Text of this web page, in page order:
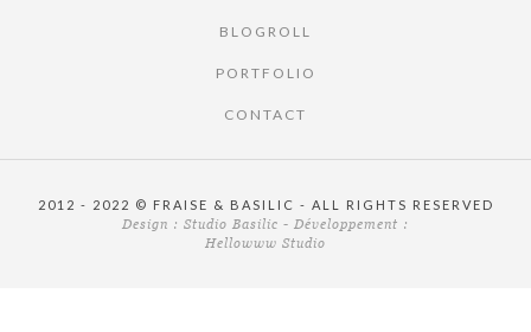
BLOGROLL
PORTFOLIO
CONTACT
2012 - 2022 © FRAISE & BASILIC - ALL RIGHTS RESERVED
Design : Studio Basilic - Développement :
Hellowww Studio